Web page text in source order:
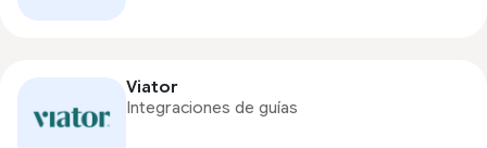
Viator
Integraciones de guías